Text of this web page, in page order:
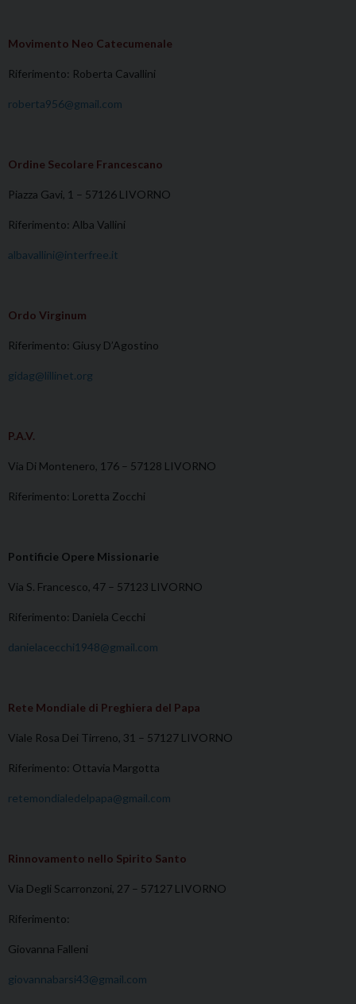
Movimento Neo Catecumenale
Riferimento: Roberta Cavallini
roberta956@gmail.com
Ordine Secolare Francescano
Piazza Gavi, 1 – 57126 LIVORNO
Riferimento: Alba Vallini
albavallini@interfree.it
Ordo Virginum
Riferimento: Giusy D’Agostino
gidag@lillinet.org
P.A.V.
Via Di Montenero, 176 – 57128 LIVORNO
Riferimento: Loretta Zocchi
Pontificie Opere Missionarie
Via S. Francesco, 47 – 57123 LIVORNO
Riferimento: Daniela Cecchi
danielacecchi1948@gmail.com
Rete Mondiale di Preghiera del Papa
Viale Rosa Dei Tirreno, 31 – 57127 LIVORNO
Riferimento: Ottavia Margotta
retemondialedelpapa@gmail.com
Rinnovamento nello Spirito Santo
Via Degli Scarronzoni, 27 – 57127 LIVORNO
Riferimento:
Giovanna Falleni
giovannabarsi43@gmail.com